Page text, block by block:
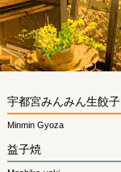
宇都宮みんみん生餃子
Minmin Gyoza
益子焼